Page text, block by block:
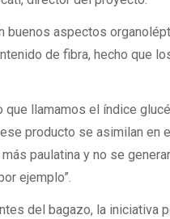
buenos aspectos
de fibra, hecho que
que llamamos el índice
producto se asimilan en
paulatina y no se
ejemplo”.
del bagazo, la iniciativa